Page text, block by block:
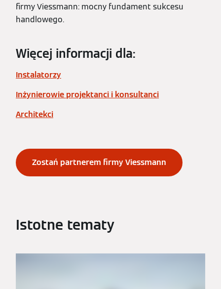
firmy Viessmann: mocny fundament sukcesu
handlowego.
Więcej informacji dla:
Instalatorzy
Inżynierowie projektanci i konsultanci
Architekci
Zostań partnerem firmy Viessmann
Istotne tematy